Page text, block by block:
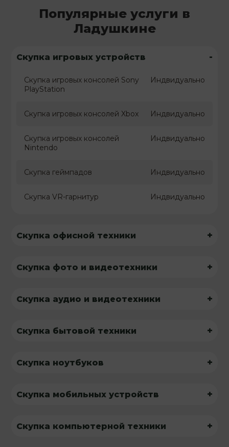
Популярные услуги в
Ладушкине
Скупка игровых устройств -
Скупка игровых консолей Sony
PlayStation
Индвидуально
Скупка игровых консолей Xbox Индвидуально
Скупка игровых консолей
Nintendo
Индвидуально
Скупка геймпадов Индвидуально
Скупка VR-гарнитур Индвидуально
Скупка офисной техники +
Скупка фото и видеотехники +
Скупка аудио и видеотехники +
Скупка бытовой техники +
Скупка ноутбуков +
Скупка мобильных устройств +
Скупка компьютерной техники +